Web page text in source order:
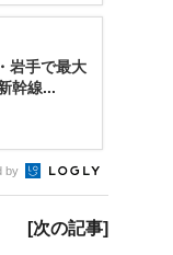
岩手で最大
幹線...
by
[次の記事]